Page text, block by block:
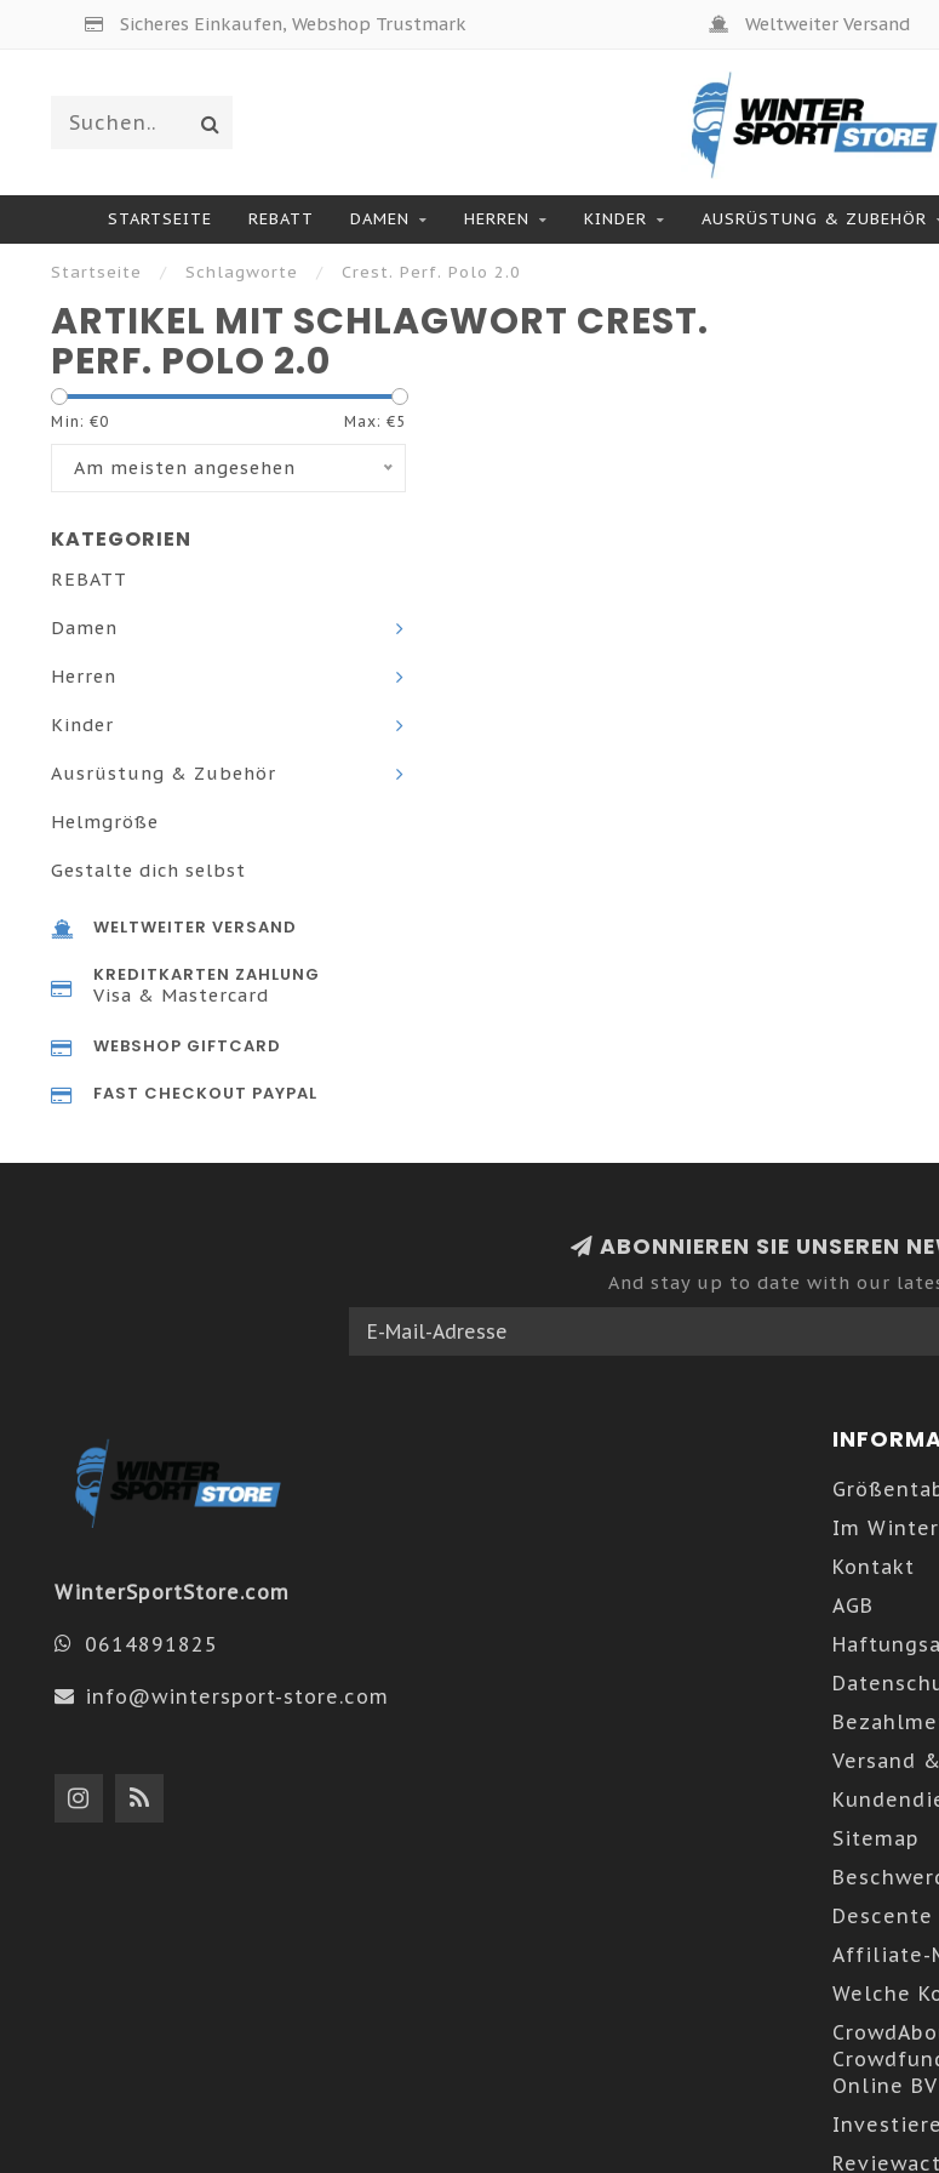
Sicheres Einkaufen, Webshop Trustmark Weltweiter Versand
STARTSEITE REBATT DAMEN HERREN KINDER AUSRÜSTUNG & ZUBEHÖR
Startseite / Schlagworte / Crest. Perf. Polo 2.0
ARTIKEL MIT SCHLAGWORT CREST.
PERF. POLO 2.0
Min: €0 Max: €5
Am meisten angesehen
KATEGORIEN
REBATT
Damen
Herren
Kinder
Ausrüstung & Zubehör
Helmgröße
Gestalte dich selbst
WELTWEITER VERSAND
KREDITKARTEN ZAHLUNG
Visa & Mastercard
WEBSHOP GIFTCARD
FAST CHECKOUT PAYPAL
ABONNIEREN SIE UNSEREN
And stay up to date with our
WinterSportStore.com
0614891825
info@wintersport-store.com
Im
Kontakt
AGB
Versand
Sitemap
Affiliate-
Welche
Online BV